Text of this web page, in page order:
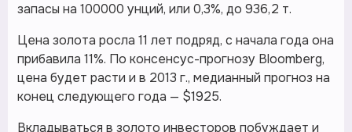
запасы на 100000 унций, или 0,3%, до 936,2 т.
Цена золота росла 11 лет подряд, с начала года она
прибавила 11%. По консенсус-прогнозу Bloomberg,
цена будет расти и в 2013 г., медианный прогноз на
конец следующего года — $1925.
Вкладываться в золото инвесторов побуждает и